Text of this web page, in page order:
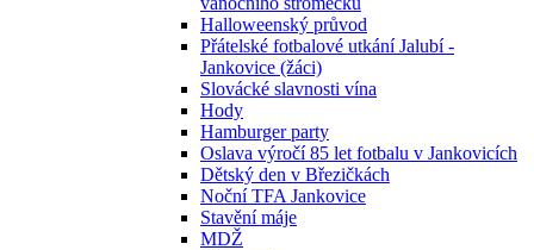
Halloweenský průvod
Přátelské fotbalové utkání Jalubí -
Jankovice (žáci)
Slovácké slavnosti vína
Hody
Hamburger party
Oslava výročí 85 let fotbalu v Jankovicích
Dětský den v Březičkách
Noční TFA Jankovice
Stavění máje
MDŽ